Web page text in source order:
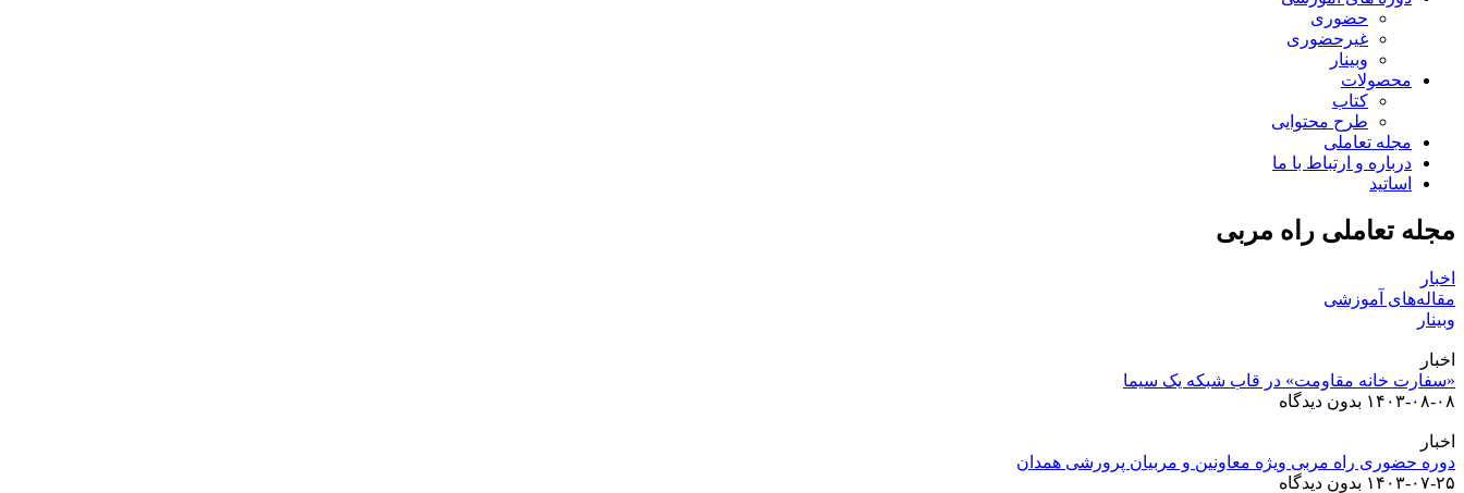
حضوری
غیرحضوری
وبینار
محصولات
کتاب
طرح محتوایی
مجله تعاملی
درباره و ارتباط با ما
اساتید
مجله تعاملی راه مربی
اخبار
مقاله‌های آموزشی
وبینار
اخبار
«سفارت خانه مقاومت» در قاب شبکه یک سیما
۱۴۰۳-۰۸-۰۸ بدون دیدگاه
اخبار
دوره حضوری راه مربی ویژه معاونین و مربیان پرورشی همدان
۱۴۰۳-۰۷-۲۵ بدون دیدگاه